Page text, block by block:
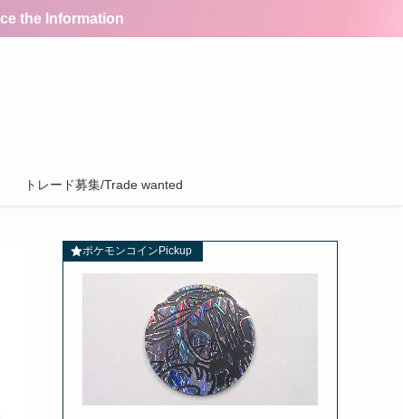
the Information
トレード募集/Trade wanted
ポケモンコインPickup